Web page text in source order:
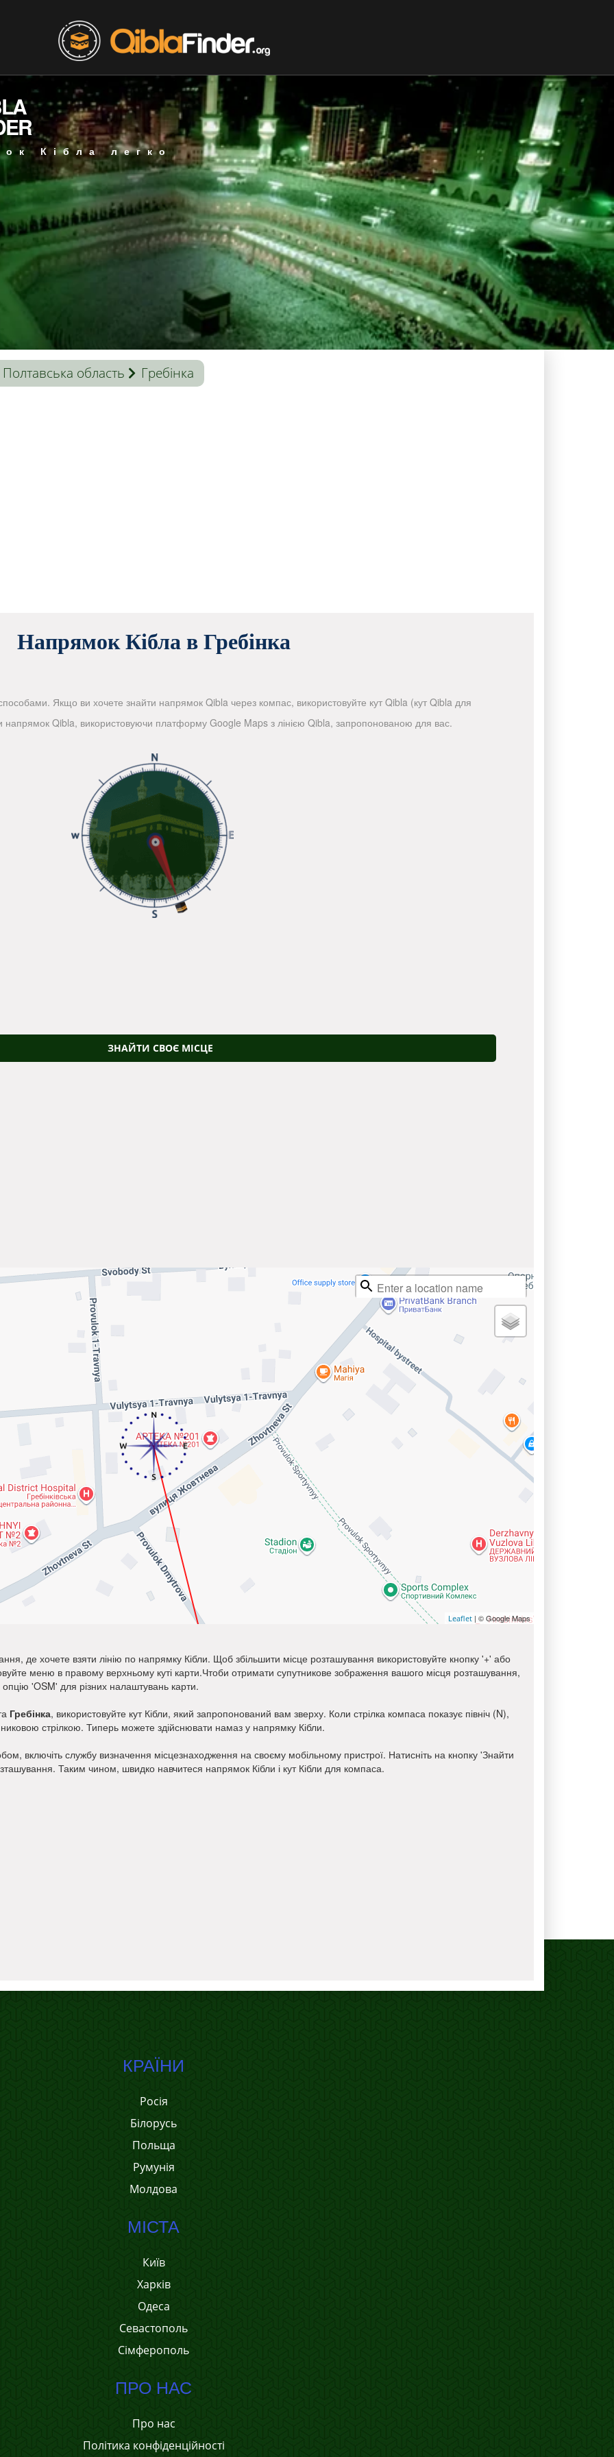
Кібла легко
Полтавська область Гребінка
Напрямок Кібла в Гребінка
Якщо ви хочете знайти напрямок Qibla через компас, використовуйте кут Qibla (кут Qibla для
Qibla, використовуючи платформу Google Maps з лінією Qibla, запропонованою для вас.
ЗНАЙТИ СВОЄ МІСЦЕ
Leaflet | © Google Maps
де хочете взяти лінію по напрямку Кібли. Щоб збільшити місце розташування використовуйте кнопку '+' або
меню в правому верхньому куті карти.Чтоби отримати супутникове зображення вашого місця розташування,
'OSM' для різних налаштувань карти.
Гребінка, використовуйте кут Кібли, який запропонований вам зверху. Коли стрілка компаса показує північ (N),
стрілкою. Типерь можете здійснювати намаз у напрямку Кібли.
включіть службу визначення місцезнаходження на своєму мобільному пристрої. Натисніть на кнопку 'Знайти
Таким чином, швидко навчитеся напрямок Кібли і кут Кібли для компаса.
КРАЇНИ
Росія
Білорусь
Польща
Румунія
Молдова
МІСТА
Київ
Харків
Одеса
Севастополь
Сімферополь
ПРО НАС
Про нас
Політика конфіденційності